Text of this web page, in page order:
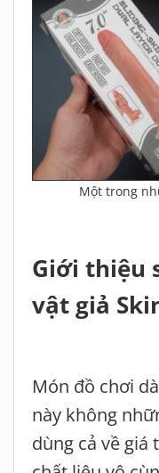
Một trong
Giới thiệu
vật giả
Món đồ chơi
này không
dùng cả về giá